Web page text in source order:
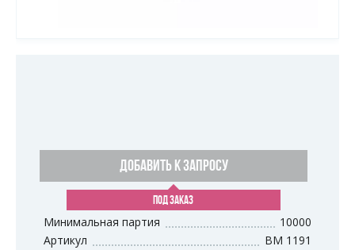
ДОБАВИТЬ К ЗАПРОСУ
ПОД ЗАКАЗ
Минимальная партия
10000
Артикул
BM 1191